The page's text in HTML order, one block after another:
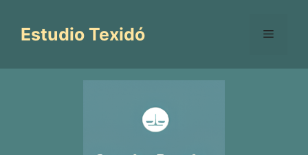
contenido
Estudio Texidó Menú